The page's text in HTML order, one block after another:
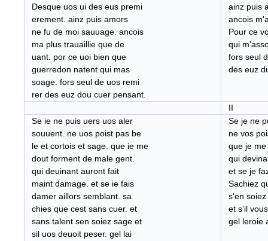
Desque uos ui des eus premi
erement. ainz puis amors
ne fu de moi sauuage. ancois
ma plus trauaillie que de
uant. por ce uoi bien que
guerredon natent qui mas
soage. fors seul de uos remi
rer des euz dou cuer pensant.
ainz puis
ancois
Pour ce
qui
fors seul
des euz
II
Se ie ne puis uers uos aler
souuent. ne uos poist pas be
le et cortois et sage. que ie me
dout forment de male gent.
qui deuinant auront fait
maint damage. et se ie fais
damer aillors semblant. sa
chies que cest sans cuer. et
sans talent sen soiez sage et
sil uos deuoit peser. gel lai
Se je ne
ne vos
que je
qui
et se je
Sachiez
s'en
et s’il
gel leroie